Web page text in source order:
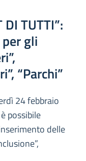
DI TUTTI”:
gli
“Parchi”
24 febbraio
possibile
delle